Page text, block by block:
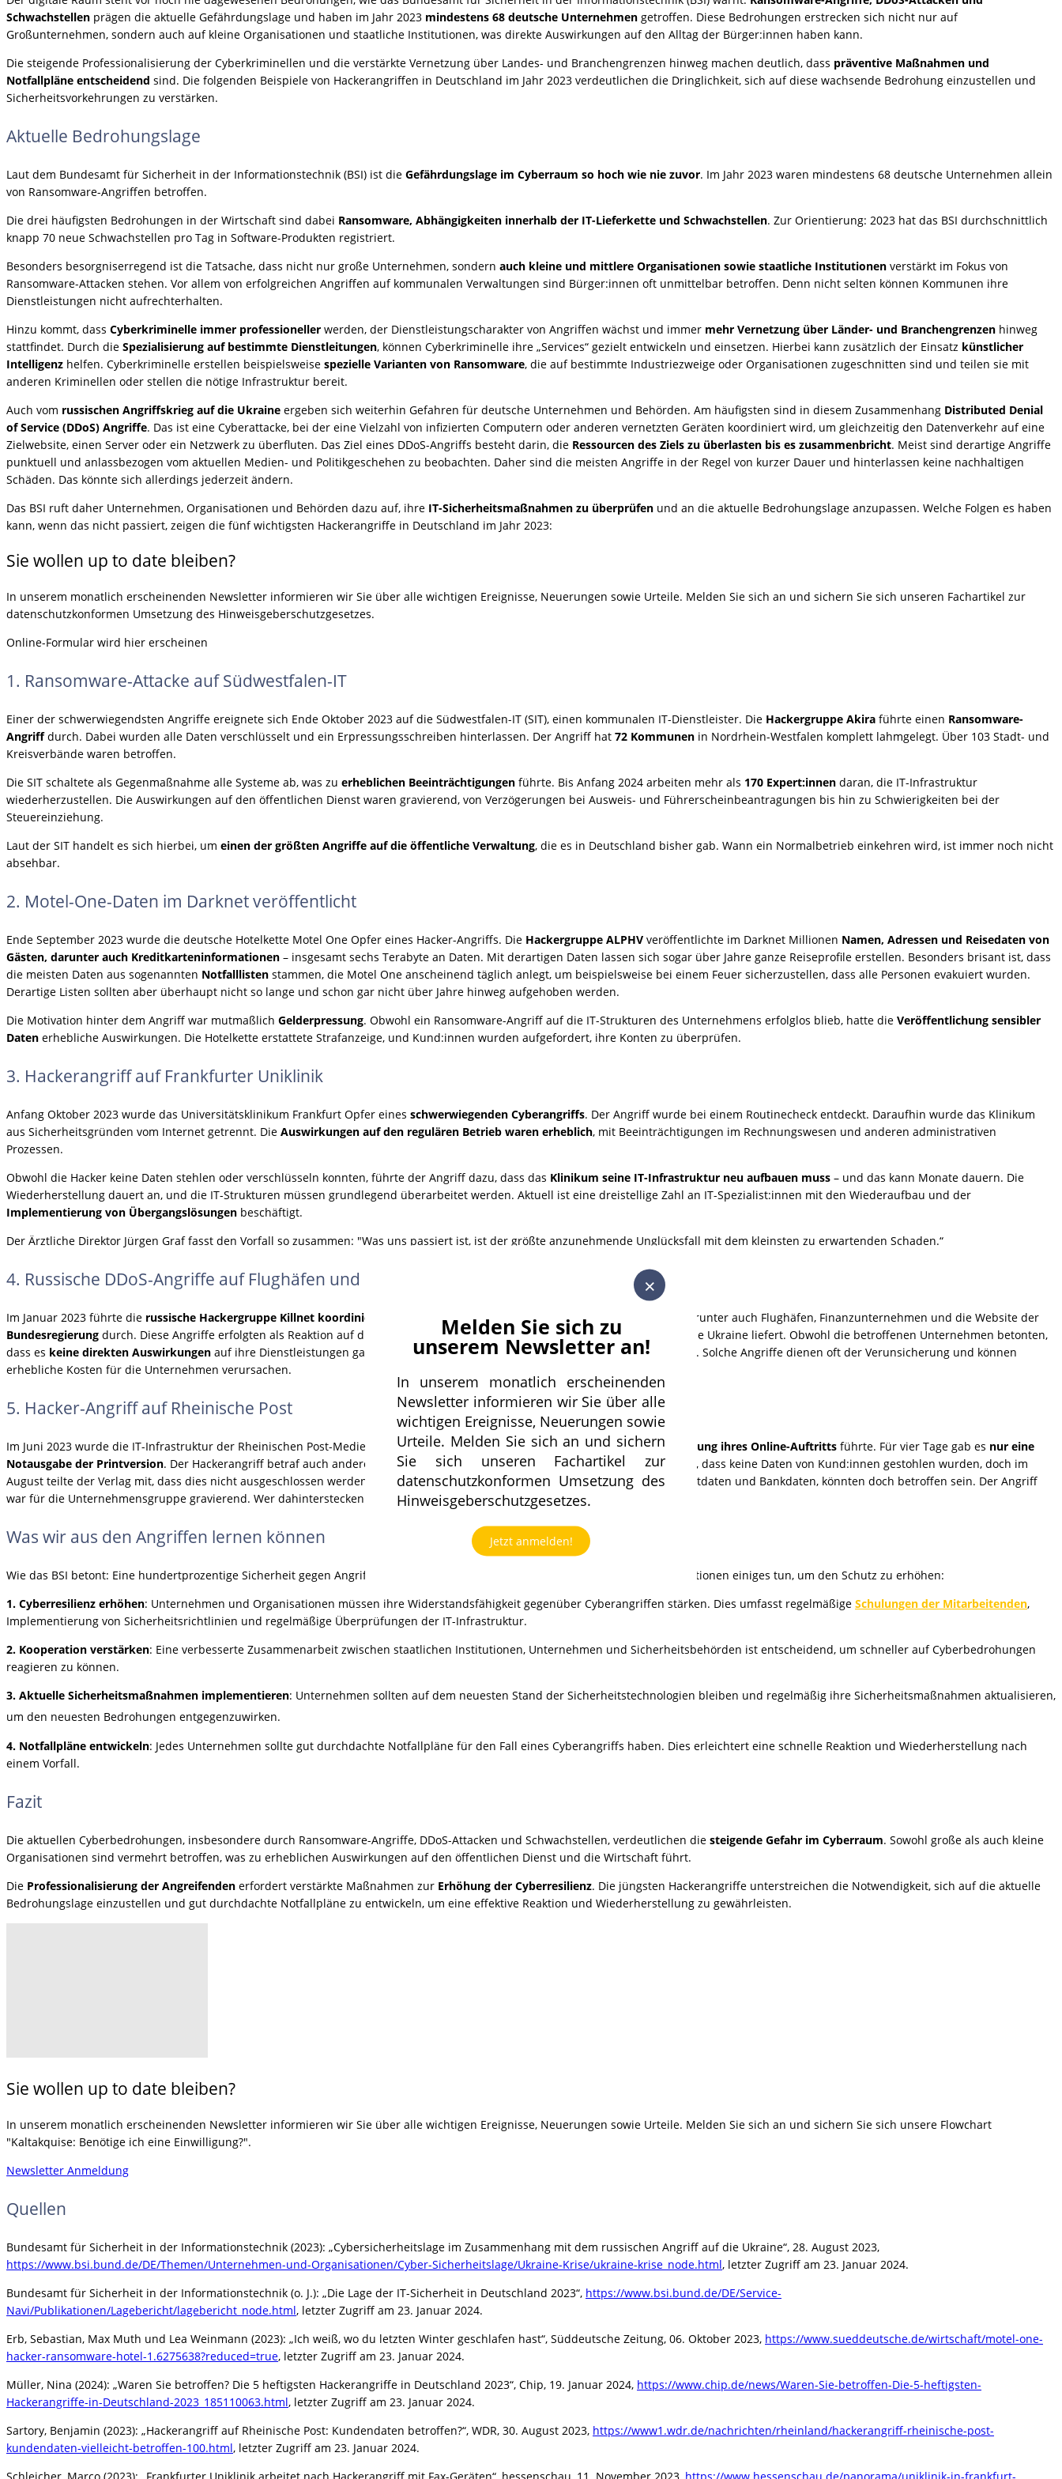
×
Melden Sie sich zu
unserem Newsletter an!
In unserem monatlich erscheinenden
Newsletter informieren wir Sie über alle
wichtigen Ereignisse, Neuerungen sowie
Urteile. Melden Sie sich an und sichern
Sie sich unseren Fachartikel zur
datenschutzkonformen Umsetzung des
Hinweisgeberschutzgesetzes.
Jetzt anmelden!
Schwachstellen prägen die aktuelle Gefährdungslage und haben im Jahr 2023 mindestens 68 deutsche Unternehmen getroffen. Diese Bedrohungen erstrecken sich nicht nur auf
Großunternehmen, sondern auch auf kleine Organisationen und staatliche Institutionen, was direkte Auswirkungen auf den Alltag der Bürger:innen haben kann.
Die steigende Professionalisierung der Cyberkriminellen und die verstärkte Vernetzung über Landes- und Branchengrenzen hinweg machen deutlich, dass präventive Maßnahmen und
Notfallpläne entscheidend sind. Die folgenden Beispiele von Hackerangriffen in Deutschland im Jahr 2023 verdeutlichen die Dringlichkeit, sich auf diese wachsende Bedrohung einzustellen und
Sicherheitsvorkehrungen zu verstärken.
Aktuelle Bedrohungslage
Laut dem Bundesamt für Sicherheit in der Informationstechnik (BSI) ist die Gefährdungslage im Cyberraum so hoch wie nie zuvor. Im Jahr 2023 waren mindestens 68 deutsche Unternehmen allein
von Ransomware-Angriffen betroffen.
Die drei häufigsten Bedrohungen in der Wirtschaft sind dabei Ransomware, Abhängigkeiten innerhalb der IT-Lieferkette und Schwachstellen. Zur Orientierung: 2023 hat das BSI durchschnittlich
knapp 70 neue Schwachstellen pro Tag in Software-Produkten registriert.
Besonders besorgniserregend ist die Tatsache, dass nicht nur große Unternehmen, sondern auch kleine und mittlere Organisationen sowie staatliche Institutionen verstärkt im Fokus von
Ransomware-Attacken stehen. Vor allem von erfolgreichen Angriffen auf kommunalen Verwaltungen sind Bürger:innen oft unmittelbar betroffen. Denn nicht selten können Kommunen ihre
Dienstleistungen nicht aufrechterhalten.
Hinzu kommt, dass Cyberkriminelle immer professioneller werden, der Dienstleistungscharakter von Angriffen wächst und immer mehr Vernetzung über Länder- und Branchengrenzen hinweg
stattfindet. Durch die Spezialisierung auf bestimmte Dienstleitungen, können Cyberkriminelle ihre „Services“ gezielt entwickeln und einsetzen. Hierbei kann zusätzlich der Einsatz künstlicher
Intelligenz helfen. Cyberkriminelle erstellen beispielsweise spezielle Varianten von Ransomware, die auf bestimmte Industriezweige oder Organisationen zugeschnitten sind und teilen sie mit
anderen Kriminellen oder stellen die nötige Infrastruktur bereit.
Auch vom russischen Angriffskrieg auf die Ukraine ergeben sich weiterhin Gefahren für deutsche Unternehmen und Behörden. Am häufigsten sind in diesem Zusammenhang Distributed Denial
of Service (DDoS) Angriffe. Das ist eine Cyberattacke, bei der eine Vielzahl von infizierten Computern oder anderen vernetzten Geräten koordiniert wird, um gleichzeitig den Datenverkehr auf eine
Zielwebsite, einen Server oder ein Netzwerk zu überfluten. Das Ziel eines DDoS-Angriffs besteht darin, die Ressourcen des Ziels zu überlasten bis es zusammenbricht. Meist sind derartige Angriffe
punktuell und anlassbezogen vom aktuellen Medien- und Politikgeschehen zu beobachten. Daher sind die meisten Angriffe in der Regel von kurzer Dauer und hinterlassen keine nachhaltigen
Schäden. Das könnte sich allerdings jederzeit ändern.
Das BSI ruft daher Unternehmen, Organisationen und Behörden dazu auf, ihre IT-Sicherheitsmaßnahmen zu überprüfen und an die aktuelle Bedrohungslage anzupassen. Welche Folgen es haben
kann, wenn das nicht passiert, zeigen die fünf wichtigsten Hackerangriffe in Deutschland im Jahr 2023:
Sie wollen up to date bleiben?
In unserem monatlich erscheinenden Newsletter informieren wir Sie über alle wichtigen Ereignisse, Neuerungen sowie Urteile. Melden Sie sich an und sichern Sie sich unseren Fachartikel zur
datenschutzkonformen Umsetzung des Hinweisgeberschutzgesetzes.
Online-Formular wird hier erscheinen
1. Ransomware-Attacke auf Südwestfalen-IT
Einer der schwerwiegendsten Angriffe ereignete sich Ende Oktober 2023 auf die Südwestfalen-IT (SIT), einen kommunalen IT-Dienstleister. Die Hackergruppe Akira führte einen Ransomware-
Angriffdurch. Dabei wurden alle Daten verschlüsselt und ein Erpressungsschreiben hinterlassen. Der Angriff hat 72 Kommunen in Nordrhein-Westfalen komplett lahmgelegt. Über 103 Stadt- und
Kreisverbände waren betroffen.
Die SIT schaltete als Gegenmaßnahme alle Systeme ab, was zu erheblichen Beeinträchtigungen führte. Bis Anfang 2024 arbeiten mehr als 170 Expert:innen daran, die IT-Infrastruktur
wiederherzustellen. Die Auswirkungen auf den öffentlichen Dienst waren gravierend, von Verzögerungen bei Ausweis- und Führerscheinbeantragungen bis hin zu Schwierigkeiten bei der
Steuereinziehung.
Laut der SIT handelt es sich hierbei, um einen der größten Angriffe auf die öffentliche Verwaltung, die es in Deutschland bisher gab. Wann ein Normalbetrieb einkehren wird, ist immer noch nicht
absehbar.
2. Motel-One-Daten im Darknet veröffentlicht
Ende September 2023 wurde die deutsche Hotelkette Motel One Opfer eines Hacker-Angriffs. Die Hackergruppe ALPHV veröffentlichte im Darknet Millionen Namen, Adressen und Reisedaten von
Gästen, darunter auch Kreditkarteninformationen – insgesamt sechs Terabyte an Daten. Mit derartigen Daten lassen sich sogar über Jahre ganze Reiseprofile erstellen. Besonders brisant ist, dass
die meisten Daten aus sogenannten Notfalllisten stammen, die Motel One anscheinend täglich anlegt, um beispielsweise bei einem Feuer sicherzustellen, dass alle Personen evakuiert wurden.
Derartige Listen sollten aber überhaupt nicht so lange und schon gar nicht über Jahre hinweg aufgehoben werden.
Die Motivation hinter dem Angriff war mutmaßlich Gelderpressung. Obwohl ein Ransomware-Angriff auf die IT-Strukturen des Unternehmens erfolglos blieb, hatte die Veröffentlichung sensibler
Daten erhebliche Auswirkungen. Die Hotelkette erstattete Strafanzeige, und Kund:innen wurden aufgefordert, ihre Konten zu überprüfen.
3. Hackerangriff auf Frankfurter Uniklinik
Anfang Oktober 2023 wurde das Universitätsklinikum Frankfurt Opfer eines schwerwiegenden Cyberangriffs. Der Angriff wurde bei einem Routinecheck entdeckt. Daraufhin wurde das Klinikum
aus Sicherheitsgründen vom Internet getrennt. Die Auswirkungen auf den regulären Betrieb waren erheblich, mit Beeinträchtigungen im Rechnungswesen und anderen administrativen
Prozessen.
Obwohl die Hacker keine Daten stehlen oder verschlüsseln konnten, führte der Angriff dazu, dass das Klinikum seine IT-Infrastruktur neu aufbauen muss – und das kann Monate dauern. Die
Wiederherstellung dauert an, und die IT-Strukturen müssen grundlegend überarbeitet werden. Aktuell ist eine dreistellige Zahl an IT-Spezialist:innen mit den Wiederaufbau und der
Implementierung von Übergangslösungen beschäftigt.
Der Ärztliche Direktor Jürgen Graf fasst den Vorfall so zusammen: "Was uns passiert ist, ist der größte anzunehmende Unglücksfall mit dem kleinsten zu erwartenden Schaden.“
4. Russische DDoS-Angriffe auf Flughäfen und Regierungsseiten
Im Januar 2023 führte die russische Hackergruppe Killnet koordinierte DDoS-Attacken auf mehrere deutsche Unternehmen
, darunter auch Flughäfen, Finanzunternehmen und die Website der
Bundesregierung durch. Diese Angriffe erfolgten als Reaktion auf die Ankündigung, dass Deutschland Leopard-Kampfpanzer in die Ukraine liefert. Obwohl die betroffenen Unternehmen betonten,
dass es keine direkten Auswirkungen auf ihre Dienstleistungen gab, waren ihreWebsites für mehrere Stunden nicht erreichbar . Solche Angriffe dienen oft der Verunsicherung und können
erhebliche Kosten für die Unternehmen verursachen.
5. Hacker-Angriff auf Rheinische Post
Im Juni 2023 wurde die IT-Infrastruktur der Rheinischen Post-Mediengruppe angegriffen, was zu einer einwöchigen Beeinträchtigung ihres Online-Auftritts führte. Für vier Tage gab es nur eine
Notausgabe der Printversion. Der Hackerangriff betraf auch andere Zeitungen der Mediengruppe. Zunächst ging man davon aus, dass keine Daten von Kund:innen gestohlen wurden, doch im
August teilte der Verlag mit, dass dies nicht ausgeschlossen werden könne.Daten von Kund:innen, darunter Stammdaten, Kontaktdaten und Bankdaten, könnten doch betroffen sein. Der Angriff
war für die Unternehmensgruppe gravierend. Wer dahinterstecken könnte, ist nicht öffentlich bekannt.
Was wir aus den Angriffen lernen können
Wie das BSI betont: Eine hundertprozentige Sicherheit gegen Angriffe gibt es nicht. Dennoch können Unternehmen und Organisationen einiges tun, um den Schutz zu erhöhen:
1. Cyberresilienz erhöhen: Unternehmen und Organisationen müssen ihre Widerstandsfähigkeit gegenüber Cyberangriffen stärken. Dies umfasst regelmäßige Schulungen der Mitarbeitenden,
Implementierung von Sicherheitsrichtlinien und regelmäßige Überprüfungen der IT-Infrastruktur.
2. Kooperation verstärken: Eine verbesserte Zusammenarbeit zwischen staatlichen Institutionen, Unternehmen und Sicherheitsbehörden ist entscheidend, um schneller auf Cyberbedrohungen
reagieren zu können.
3. Aktuelle Sicherheitsmaßnahmen implementieren: Unternehmen sollten auf dem neuesten Stand der Sicherheitstechnologien bleiben und regelmäßig ihre Sicherheitsmaßnahmen aktualisieren,
um den neuesten Bedrohungen entgegenzuwirken.
4. Notfallpläne entwickeln: Jedes Unternehmen sollte gut durchdachte Notfallpläne für den Fall eines Cyberangriffs haben. Dies erleichtert eine schnelle Reaktion und Wiederherstellung nach
einem Vorfall.
Fazit
Die aktuellen Cyberbedrohungen, insbesondere durch Ransomware-Angriffe, DDoS-Attacken und Schwachstellen, verdeutlichen die steigende Gefahr im Cyberraum. Sowohl große als auch kleine
Organisationen sind vermehrt betroffen, was zu erheblichen Auswirkungen auf den öffentlichen Dienst und die Wirtschaft führt.
Die Professionalisierung der Angreifenden erfordert verstärkte Maßnahmen zur Erhöhung der Cyberresilienz. Die jüngsten Hackerangriffe unterstreichen die Notwendigkeit, sich auf die aktuelle
Bedrohungslage einzustellen und gut durchdachte Notfallpläne zu entwickeln, um eine effektive Reaktion und Wiederherstellung zu gewährleisten.
Sie wollen up to date bleiben?
In unserem monatlich erscheinenden Newsletter informieren wir Sie über alle wichtigen Ereignisse, Neuerungen sowie Urteile. Melden Sie sich an und sichern Sie sich unsere Flowchart
"Kaltakquise: Benötige ich eine Einwilligung?".
Newsletter Anmeldung
Quellen
Bundesamt für Sicherheit in der Informationstechnik (2023): „Cybersicherheitslage im Zusammenhang mit dem russischen Angriff auf die Ukraine“, 28. August 2023,
https://www.bsi.bund.de/DE/Themen/Unternehmen-und-Organisationen/Cyber-Sicherheitslage/Ukraine-Krise/ukraine-krise_node.html, letzter Zugriff am 23. Januar 2024.
Bundesamt für Sicherheit in der Informationstechnik (o. J.): „Die Lage der IT-Sicherheit in Deutschland 2023“, https://www.bsi.bund.de/DE/Service-
Navi/Publikationen/Lagebericht/lagebericht_node.html, letzter Zugriff am 23. Januar 2024.
Erb, Sebastian, Max Muth und Lea Weinmann (2023): „Ich weiß, wo du letzten Winter geschlafen hast“, Süddeutsche Zeitung, 06. Oktober 2023, https://www.sueddeutsche.de/wirtschaft/motel-one-
hacker-ransomware-hotel-1.6275638?reduced=true, letzter Zugriff am 23. Januar 2024.
Müller, Nina (2024): „Waren Sie betroffen? Die 5 heftigsten Hackerangriffe in Deutschland 2023“, Chip, 19. Januar 2024, https://www.chip.de/news/Waren-Sie-betroffen-Die-5-heftigsten-
Hackerangriffe-in-Deutschland-2023_185110063.html, letzter Zugriff am 23. Januar 2024.
Sartory, Benjamin (2023): „Hackerangriff auf Rheinische Post: Kundendaten betroffen?“, WDR, 30. August 2023, https://www1.wdr.de/nachrichten/rheinland/hackerangriff-rheinische-post-
kundendaten-vielleicht-betroffen-100.html, letzter Zugriff am 23. Januar 2024.
Schleicher, Marco (2023): „Frankfurter Uniklinik arbeitet nach Hackerangriff mit Fax-Geräten“, hessenschau, 11. November 2023, https://www.hessenschau.de/panorama/uniklinik-in-frankfurt-